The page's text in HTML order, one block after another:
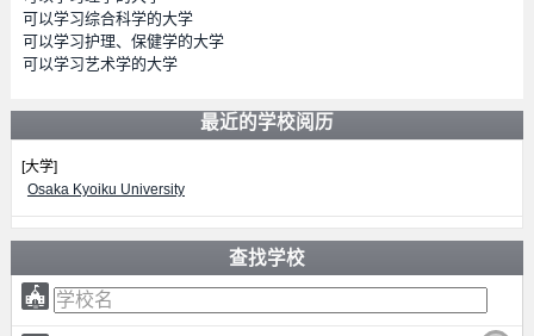
可以学习综合科学的大学
可以学习护理、保健学的大学
可以学习艺术学的大学
最近的学校阅历
[大学]
Osaka Kyoiku University
查找学校